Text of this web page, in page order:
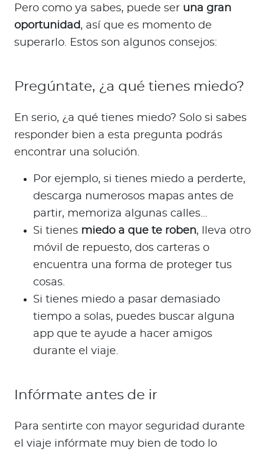
Pero como ya sabes, puede ser una gran
oportunidad, así que es momento de
superarlo. Estos son algunos consejos:
Pregúntate, ¿a qué tienes miedo?
En serio, ¿a qué tienes miedo? Solo si sabes
responder bien a esta pregunta podrás
encontrar una solución.
Por ejemplo, si tienes miedo a perderte,
descarga numerosos mapas antes de
partir, memoriza algunas calles…
Si tienes miedo a que te roben, lleva otro
móvil de repuesto, dos carteras o
encuentra una forma de proteger tus
cosas.
Si tienes miedo a pasar demasiado
tiempo a solas, puedes buscar alguna
app que te ayude a hacer amigos
durante el viaje.
Infórmate antes de ir
Para sentirte con mayor seguridad durante
el viaje infórmate muy bien de todo lo